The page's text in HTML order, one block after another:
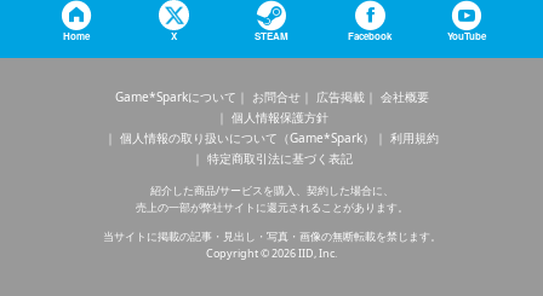
Home X STEAM Facebook YouTube
Game*Sparkについて お問合せ 広告掲載
会社概要
個人情報保護方針
個人情報の取り扱いについて（Game*Spark）
利用規約
特定商取引法に基づく表記
紹介した商品/サービスを購入、契約した場合に、
売上の一部が弊社サイトに還元されることがあります。
当サイトに掲載の記事・見出し・写真・画像の無断転載を禁じます。
Copyright © 2026 IID, Inc.